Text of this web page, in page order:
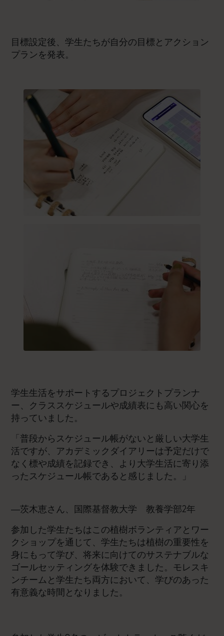
目標設定後、学生たちが自分の目標とアクション
プランを発表。
学生生活をサポートするプロジェクトプランナ
ー、クラススケジュールや成績表にも高い関心を
持っていました。
「普段からスケジュール帳がないと厳しい大学生
活ですが、アカデミックダイアリーは予定だけで
なく標や成績を記録でき、より大学生活に寄り添
ったスケジュール帳であると感じました。」
―茨木恵さん、国際基督教大学 教養学部2年
参加した学生たちはこの植樹ボランティアとワー
クショップを通じて、学生たちは植樹の重要性を
身にもって学び、将来に向けてのサステナブルな
ゴールセッティングを体験できました。モレスキ
ンチームと学生たち両方において、学びのあった
有意義な時間となりました。